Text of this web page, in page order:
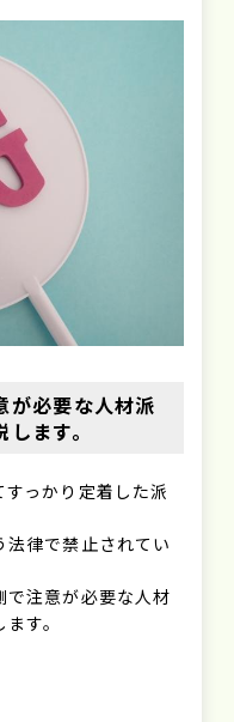
が必要な人材派
ます。
っかり定着した派
律で禁止されてい
で注意が必要な人材
す。